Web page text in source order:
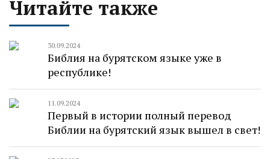
Читайте также
30.09.2024
Библия на бурятском языке уже в
республике!
11.09.2024
Первый в истории полный перевод
Библии на бурятский язык вышел в свет!